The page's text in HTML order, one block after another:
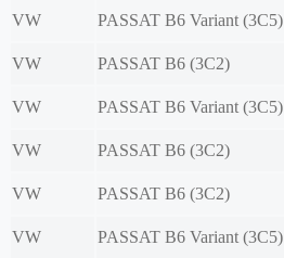
VW
PASSAT B6 Variant (3C5)
VW
PASSAT B6 (3C2)
VW
PASSAT B6 Variant (3C5)
VW
PASSAT B6 (3C2)
VW
PASSAT B6 (3C2)
VW
PASSAT B6 Variant (3C5)